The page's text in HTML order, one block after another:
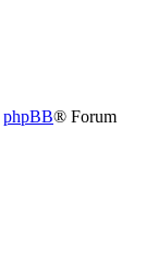
phpBB® Forum